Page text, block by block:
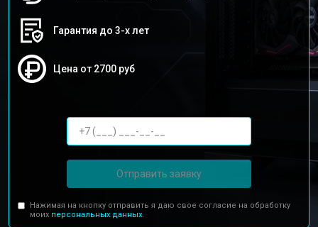
Гарантия до 3-х лет
Цена от 2700 руб
Отправить заявку
Нажимая на кнопку отправить я даю свое согласие на обработку
моих персональных данных.